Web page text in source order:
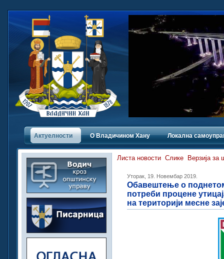
Актуелности О Владичинoм Хану Локална
Листа новости Слике Верзија за
Уторак, 19. Новембар 2019.
Обавештење о
потреби процене
на територији месне